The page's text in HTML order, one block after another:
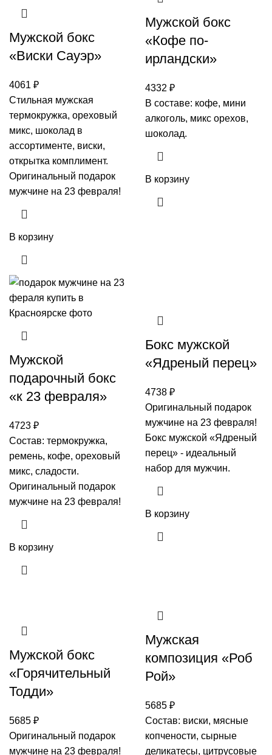
Мужской бокс
«Виски Сауэр»
4061 ₽
Стильная мужская
термокружка, ореховый
микс, шоколад в
ассортименте, виски,
открытка комплимент.
Оригинальный подарок
мужчине на 23 февраля!
В корзину
Мужской бокс
«Кофе по-
ирландски»
4332 ₽
В составе: кофе, мини
алкоголь, микс орехов,
шоколад.
В корзину
Мужской
подарочный бокс
«к 23 февраля»
4723 ₽
Состав: термокружка,
ремень, кофе, ореховый
микс, сладости.
Оригинальный подарок
мужчине на 23 февраля!
В корзину
Бокс мужской
«Ядреный перец»
4738 ₽
Оригинальный подарок
мужчине на 23 февраля!
Бокс мужской «Ядреный
перец» - идеальный
набор для мужчин.
В корзину
Мужской бокс
«Горячительный
Тодди»
5685 ₽
Оригинальный подарок
мужчине на 23 февраля!
Мужская
композиция «Роб
Рой»
5685 ₽
Состав: виски, мясные
копчености, сырные
деликатесы, цитрусовые